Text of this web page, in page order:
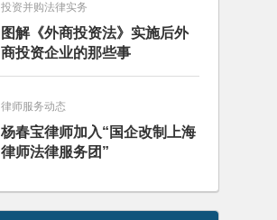
投资并购法律实务
图解《外商投资法》实施后外
商投资企业的那些事
律师服务动态
杨春宝律师加入“国企改制上海
律师法律服务团”